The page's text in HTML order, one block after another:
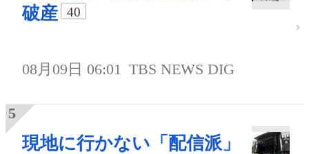
破産
40
08月09日 06:01 TBS NEWS DIG
現地に行かない「配信派」